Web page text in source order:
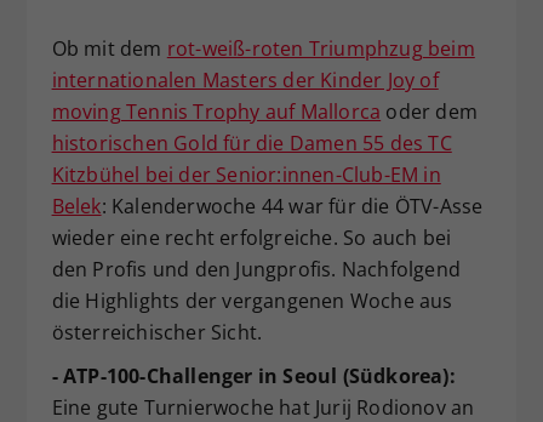
Ob mit dem rot-weiß-roten Triumphzug beim
internationalen Masters der Kinder Joy of
moving Tennis Trophy auf Mallorca oder dem
historischen Gold für die Damen 55 des TC
Kitzbühel bei der Senior:innen-Club-EM in
Belek: Kalenderwoche 44 war für die ÖTV-Asse
wieder eine recht erfolgreiche. So auch bei
den Profis und den Jungprofis. Nachfolgend
die Highlights der vergangenen Woche aus
österreichischer Sicht.
- ATP-100-Challenger in Seoul (Südkorea):
Eine gute Turnierwoche hat Jurij Rodionov an
Zweck
Einstellungen. Unter anderem eine
zufällig generierte ID, für die
historische Speicherung Ihrer
vorgenommen Einstellungen, falls der
Webseiten-Betreiber dies eingestellt
hat.